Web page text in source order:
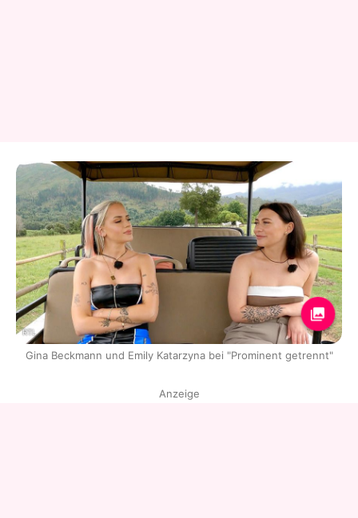
RTL
Gina Beckmann und Emily Katarzyna bei "Prominent getrennt"
Anzeige